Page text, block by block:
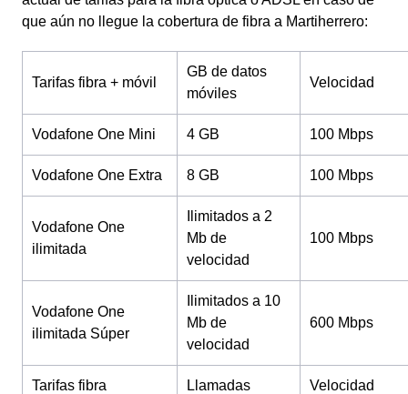
que aún no llegue la cobertura de fibra a Martiherrero:
Tarifas fibra + móvil
GB de datos
móviles
Velocidad
Vodafone One Mini 4 GB 100 Mbps
Vodafone One Extra 8 GB 100 Mbps
Vodafone One
ilimitada
Ilimitados a 2
Mb de
velocidad
100 Mbps
Vodafone One
ilimitada Súper
Ilimitados a 10
Mb de
velocidad
600 Mbps
Tarifas fibra Llamadas Velocidad